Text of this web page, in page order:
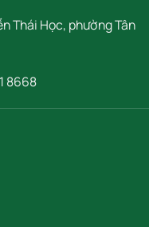
Thái Học, phường Tân
8668